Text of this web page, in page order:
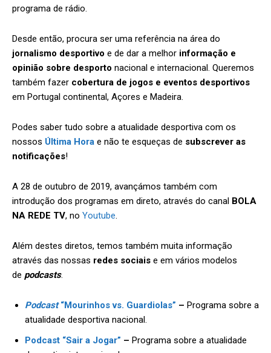
programa de rádio.
Desde então, procura ser uma referência na área do
jornalismo desportivo e de dar a melhor informação e
opinião sobre desporto nacional e internacional. Queremos
também fazer cobertura de jogos e eventos desportivos
em Portugal continental, Açores e Madeira.
Podes saber tudo sobre a atualidade desportiva com os
nossos Última Hora e não te esqueças de subscrever as
notificações!
A 28 de outubro de 2019, avançámos também com
introdução dos programas em direto, através do canal BOLA
NA REDE TV, no Youtube.
Além destes diretos, temos também muita informação
através das nossas redes sociais e em vários modelos
de podcasts.
Podcast“Mourinhos vs. Guardiolas” – Programa sobre a
atualidade desportiva nacional.
Podcast “Sair a Jogar” – Programa sobre a atualidade